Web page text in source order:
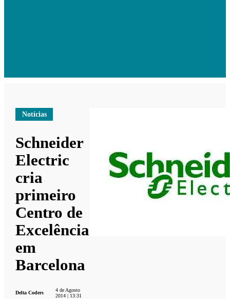
Notícias
Schneider
Electric
cria
primeiro
Centro de
Excelência
em
Barcelona
Delta Coders
4 de Agosto
2014 | 13:31